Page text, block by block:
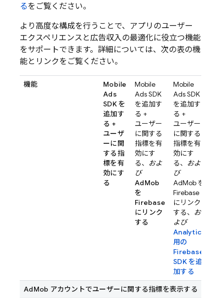
るをご覧ください。
より高度な構成を行うことで、アプリのユーザー
エクスペリエンスと広告収入の最適化に役立つ機能
をサポートできます。詳細については、次の表の機
能とリンクをご覧ください。
機能
Mobile
Ads
SDK を
追加す
る +
ユーザ
ーに関
する指
標を有
効にす
る
Mobile
AdsSDK
を追加す
る +
ユーザー
に関する
指標を有
効にす
る、
およ
び
AdMob
を
Firebase
にリンク
する
Mobile
AdsSDK
を追加す
る +
ユーザー
に関する
指標を有
効にす
る、
およ
び
AdMob を
Firebase
にリンク
する、
お
よび
Analytics
用の
Firebase
SDK を追
加する
AdMob アカウントでユーザーに関する指標を表示する